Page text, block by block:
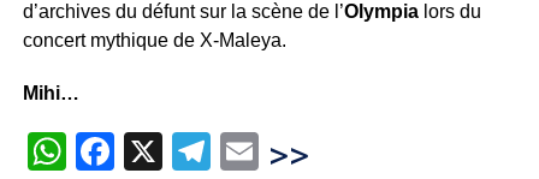
d’archives du défunt sur la scène de l’Olympialors du
concert mythique de X-Maleya.
Mihi…
WhatsApp
Facebook
X Telegram
Email
>>